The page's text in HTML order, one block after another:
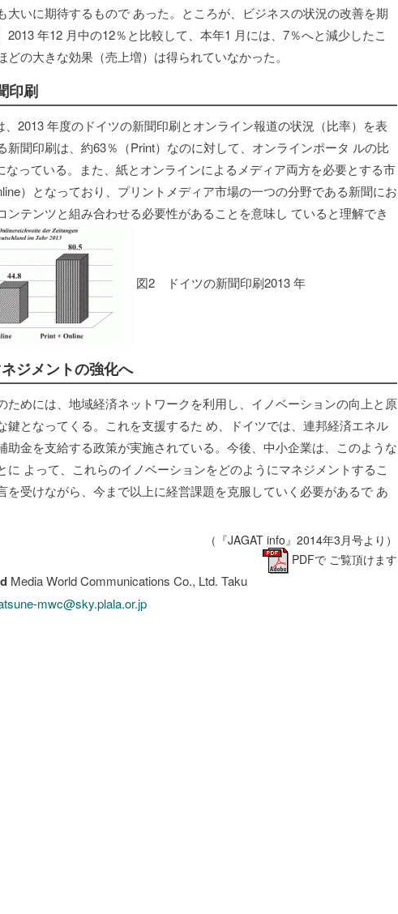
大いに期待するもので あった。ところが、ビジネスの状況の改善を期
2013 年12 月中の12％と比較して、本年1 月には、7％へと減少したこ
どの大きな効果（売上増）は得られていなかった。
印刷
、2013 年度のドイツの新聞印刷とオンライン報道の状況（比率）を表
新聞印刷は、約63％（Print）なのに対して、オンラインポータ ルの比
なっている。また、紙とオンラインによるメディア両方を必要とする市
）となっており、プリントメディア市場の一つの分野である新聞にお
ンテンツと組み合わせる必要性があることを意味し ていると理解でき
図2 ドイツの新聞印刷2013 年
ジメントの強化へ
ためには、地域経済ネットワークを利用し、イノベーションの向上と原
鍵となってくる。これを支援するた め、ドイツでは、連邦経済エネル
助金を支給する政策が実施されている。今後、中小企業は、このような
に よって、これらのイノベーションをどのようにマネジメントするこ
を受けながら、今まで以上に経営課題を克服していく必要があるで あ
（『JAGAT info』2014年3月号より）
PDFで ご覧頂けます
Media World Communications Co., Ltd. Taku
mwc@sky.plala.or.jp